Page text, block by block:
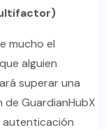
mucho el
alguien
superar una
de GuardianHubX